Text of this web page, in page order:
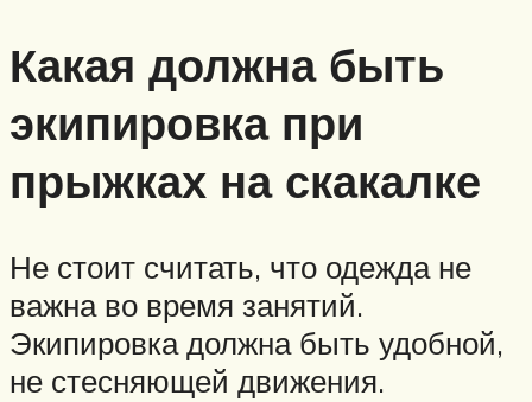
Какая должна быть
экипировка при
прыжках на скакалке
Не стоит считать, что одежда не
важна во время занятий.
Экипировка должна быть удобной,
не стесняющей движения.